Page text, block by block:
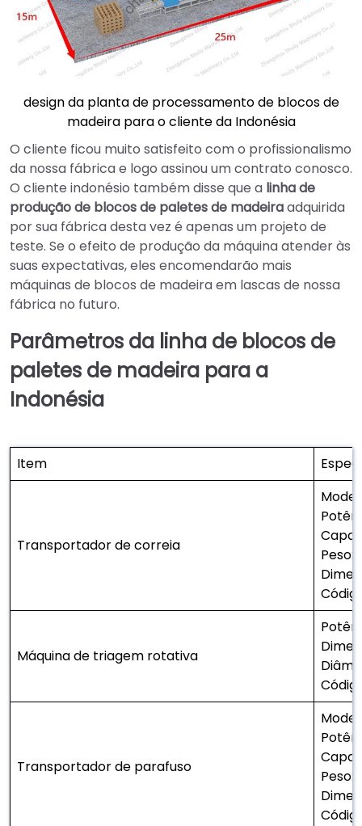
design da planta de processamento de blocos de
madeira para o cliente da Indonésia
O cliente ficou muito satisfeito com o profissionalismo
da nossa fábrica e logo assinou um contrato conosco.
O cliente indonésio também disse que a linha de
produção de blocos de paletes de madeiraadquirida
por sua fábrica desta vez é apenas um projeto de
teste. Se o efeito de produção da máquina atender às
suas expectativas, eles encomendarão mais
máquinas de blocos de madeira em lascas de nossa
fábrica no futuro.
Parâmetros da linha de blocos de
paletes de madeira para a
Indonésia
Item
Transportador de correia
Peso:
Máquina de triagem rotativa
Transportador de parafuso
Peso: